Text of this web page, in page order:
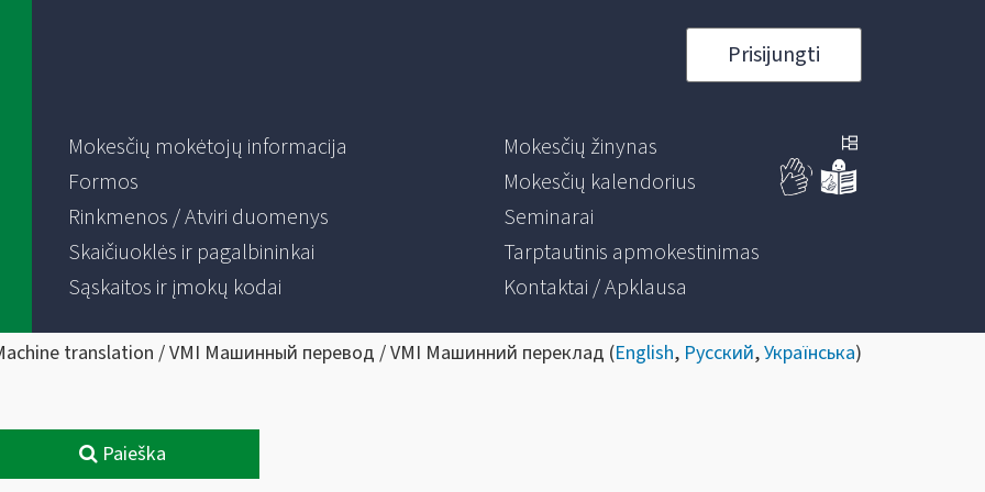
Prisijungti
Mokesčių mokėtojų informacija
Formos
Rinkmenos / Atviri duomenys
Skaičiuoklės ir pagalbininkai
Sąskaitos ir įmokų kodai
Mokesčių žinynas
Mokesčių kalendorius
Seminarai
Tarptautinis apmokestinimas
Kontaktai / Apklausa
translation / VMI Машинный перевод / VMI Машинний переклад (English, Русский,Українська)
Paieška